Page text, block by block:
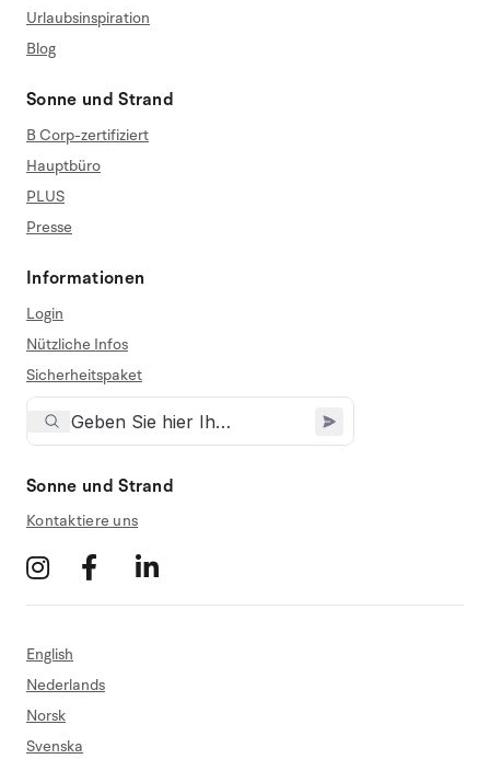
Urlaubsinspiration
Blog
Sonne und Strand
B Corp-zertifiziert
Hauptbüro
PLUS
Presse
Informationen
Login
Nützliche Infos
Sicherheitspaket
Sonne und Strand
Kontaktiere uns
English
Nederlands
Norsk
Svenska